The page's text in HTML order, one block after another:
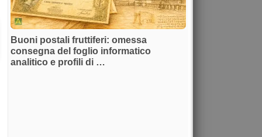
Buoni postali fruttiferi: omessa
consegna del foglio informatico
analitico e profili di …